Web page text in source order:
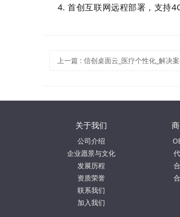
首创互联网远程部署，支持
上一篇 :信创桌面云_医疗个性化_解决
关于我们
公司介绍
企业愿景与文化
发展历程
资质荣誉
联系我们
加入我们